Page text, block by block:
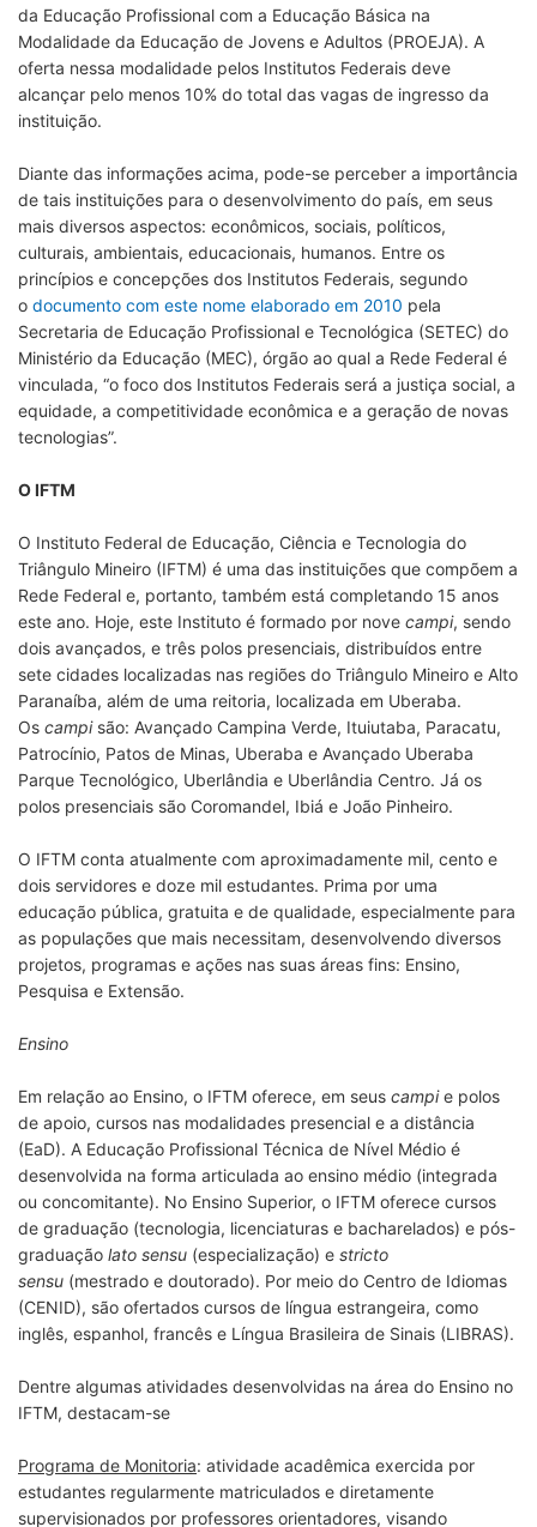
da Educação Profissional com a Educação Básica na
Modalidade da Educação de Jovens e Adultos (PROEJA). A
oferta nessa modalidade pelos Institutos Federais deve
alcançar pelo menos 10% do total das vagas de ingresso da
instituição.
Diante das informações acima, pode-se perceber a importância
de tais instituições para o desenvolvimento do país, em seus
mais diversos aspectos: econômicos, sociais, políticos,
culturais, ambientais, educacionais, humanos. Entre os
princípios e concepções dos Institutos Federais, segundo
o documento com este nome elaborado em 2010 pela
Secretaria de Educação Profissional e Tecnológica (SETEC) do
Ministério da Educação (MEC), órgão ao qual a Rede Federal é
vinculada, “o foco dos Institutos Federais será a justiça social, a
equidade, a competitividade econômica e a geração de novas
tecnologias”.
O IFTM
O Instituto Federal de Educação, Ciência e Tecnologia do
Triângulo Mineiro (IFTM) é uma das instituições que compõem a
Rede Federal e, portanto, também está completando 15 anos
este ano. Hoje, este Instituto é formado por nove campi, sendo
dois avançados, e três polos presenciais, distribuídos entre
sete cidades localizadas nas regiões do Triângulo Mineiro e Alto
Paranaíba, além de uma reitoria, localizada em Uberaba.
Os campi são: Avançado Campina Verde, Ituiutaba, Paracatu,
Patrocínio, Patos de Minas, Uberaba e Avançado Uberaba
Parque Tecnológico, Uberlândia e Uberlândia Centro. Já os
polos presenciais são Coromandel, Ibiá e João Pinheiro.
O IFTM conta atualmente com aproximadamente mil, cento e
dois servidores e doze mil estudantes. Prima por uma
educação pública, gratuita e de qualidade, especialmente para
as populações que mais necessitam, desenvolvendo diversos
projetos, programas e ações nas suas áreas fins: Ensino,
Pesquisa e Extensão.
Ensino
Em relação ao Ensino, o IFTM oferece, em seus campie polos
de apoio, cursos nas modalidades presencial e a distância
(EaD). A Educação Profissional Técnica de Nível Médio é
desenvolvida na forma articulada ao ensino médio (integrada
ou concomitante). No Ensino Superior, o IFTM oferece cursos
de graduação (tecnologia, licenciaturas e bacharelados) e pós-
graduação lato sensu (especialização) e stricto
sensu (mestrado e doutorado). Por meio do Centro de Idiomas
(CENID), são ofertados cursos de língua estrangeira, como
inglês, espanhol, francês e Língua Brasileira de Sinais (LIBRAS).
Dentre algumas atividades desenvolvidas na área do Ensino no
IFTM, destacam-se
Programa de Monitoria: atividade acadêmica exercida por
estudantes regularmente matriculados e diretamente
supervisionados por professores orientadores, visando